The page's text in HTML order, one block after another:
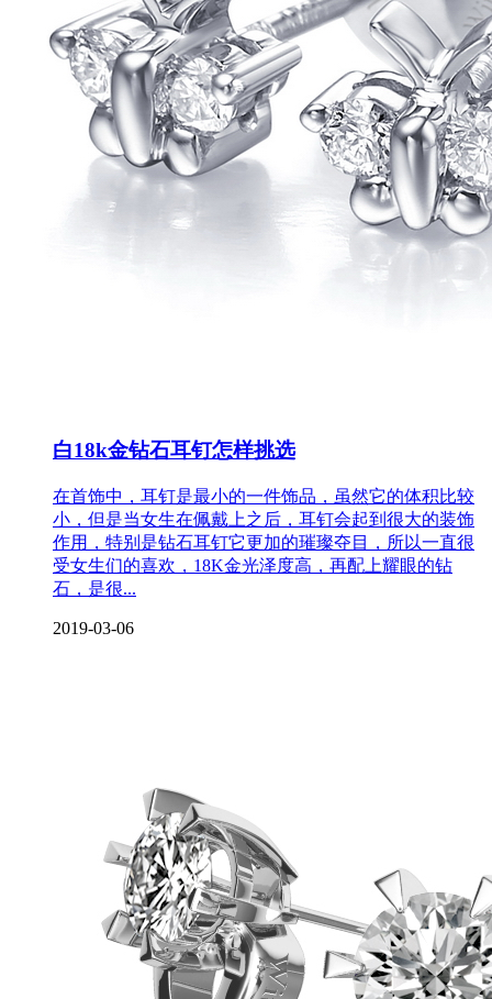
白18k金钻石耳钉怎样挑选
在首饰中，耳钉是最小的一件饰品，虽然它的体积比较
小，但是当女生在佩戴上之后，耳钉会起到很大的装饰
作用，特别是钻石耳钉它更加的璀璨夺目，所以一直很
受女生们的喜欢，18K金光泽度高，再配上耀眼的钻
石，是很...
2019-03-06